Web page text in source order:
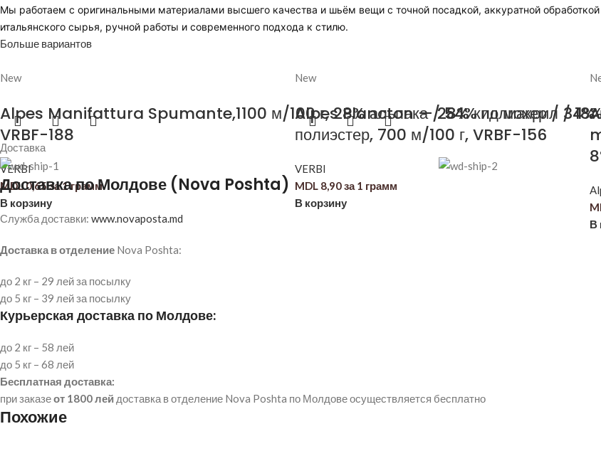
Мы работаем с оригинальными материалами высшего качества и шьём вещи с точной посадкой, аккуратной
итальянского сырья, ручной работы и современного подхода к стилю.
Больше вариантов
New
Alpes Manifattura Spumante,1100 м/100 г, 28% альпака / 54% полиакрил /
VRBF-188
VERBI
MDL0,65за 1 грамм
В корзину
New
Alpes Plancton — 28% кид мохер / 34%
полиэстер, 700 м/100 г, VRBF-156
VERBI
MDL 8,90за 1 грамм
В корзину
В
Доставка
Доставка по Молдове (Nova Poshta)
Служба доставки: www.novaposta.md
Доставка в отделение Nova Poshta:
до 2 кг – 29 лей за посылку
до 5 кг – 39 лей за посылку
Курьерская доставка по Молдове:
до 2 кг – 58 лей
до 5 кг – 68 лей
Бесплатная доставка:
при заказеот 1800 лей доставка в отделение Nova Poshta по Молдове осуществляется бесплатно
Похожие